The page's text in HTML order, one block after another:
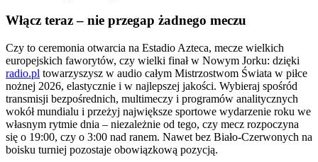
Włącz teraz – nie przegap żadnego meczu
Czy to ceremonia otwarcia na Estadio Azteca, mecze wielkich
europejskich faworytów, czy wielki finał w Nowym Jorku: dzięki
radio.pl towarzyszysz w audio całym Mistrzostwom Świata w piłce
nożnej 2026, elastycznie i w najlepszej jakości. Wybieraj spośród
transmisji bezpośrednich, multimeczy i programów analitycznych
wokół mundialu i przeżyj największe sportowe wydarzenie roku we
własnym rytmie dnia – niezależnie od tego, czy mecz rozpoczyna
się o 19:00, czy o 3:00 nad ranem. Nawet bez Biało-Czerwonych na
boisku turniej pozostaje obowiązkową pozycją.